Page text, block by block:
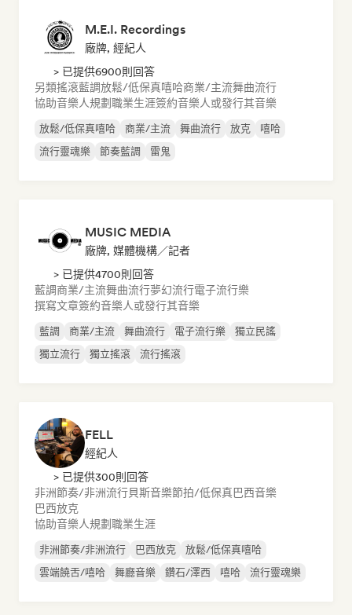
M.E.I. Recordings
廠牌, 經紀人
> 已提供6900則回答
另類搖滾藍調放鬆/低保真嘻哈商業/主流舞曲流行
協助音樂人規劃職業生涯簽約音樂人或發行其音樂
放鬆/低保真嘻哈 商業/主流 舞曲流行 放克
嘻哈
流行靈魂樂
節奏藍調 雷鬼
MUSIC MEDIA
廠牌, 媒體機構／記者
> 已提供4700則回答
藍調商業/主流舞曲流行夢幻流行電子流行樂
撰寫文章簽約音樂人或發行其音樂
藍調 商業/主流 舞曲流行 電子流行樂
獨立民謠
獨立流行
獨立搖滾 流行搖滾
FELL
經紀人
> 已提供300則回答
非洲節奏/非洲流行貝斯音樂節拍/低保真巴西音樂
巴西放克
協助音樂人規劃職業生涯
非洲節奏/非洲流行 巴西放克
放鬆/低保真嘻哈
雲端饒舌/嘻哈
舞廳音樂 鑽石/澤西 嘻哈 流行靈魂樂